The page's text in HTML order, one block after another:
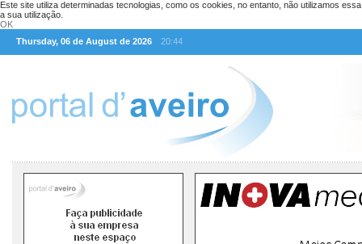
Este site utiliza determinadas tecnologias, como os cookies, no entanto, não utilizamos
a sua utilização.
OK
Thursday, 06 de August de 2026
20:44